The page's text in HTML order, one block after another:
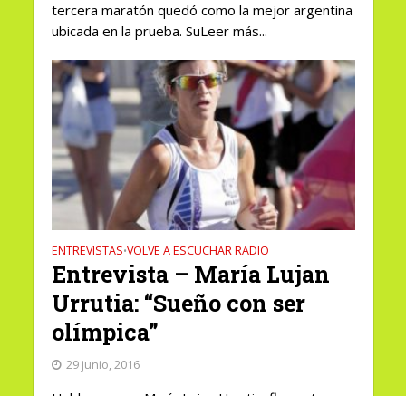
tercera maratón quedó como la mejor argentina
ubicada en la prueba. SuLeer más...
ENTREVISTAS•VOLVE A ESCUCHAR RADIO
Entrevista – María Lujan
Urrutia: “Sueño con ser
olímpica”
29 junio, 2016